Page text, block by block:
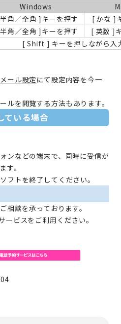
Windows
角／全角 ]キーを押す
[ かな ]
角／全角 ]キーを押す
[ 英数 ]
[ Shift ] キーを押しながら入
メール設定 にて設定内容を今一
ルを閲覧する方法もあります。
ている場合
ンなどの端末で、同時に受信が
す。
フトを終了してください。
相談を承っております。
ービスをご利用ください。